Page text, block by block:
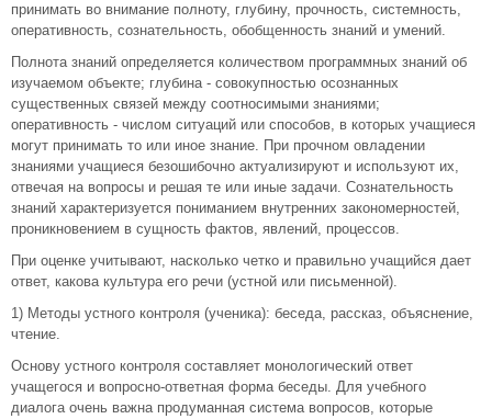
принимать во внимание полноту, глубину, прочность, системность,
оперативность, сознательность, обобщенность знаний и умений.
Полнота знаний определяется количеством программных знаний об
изучаемом объекте; глубина - совокупностью осознанных
существенных связей между соотносимыми знаниями;
оперативность - числом ситуаций или способов, в которых учащиеся
могут принимать то или иное знание. При прочном овладении
знаниями учащиеся безошибочно актуализируют и используют их,
отвечая на вопросы и решая те или иные задачи. Сознательность
знаний характеризуется пониманием внутренних закономерностей,
проникновением в сущность фактов, явлений, процессов.
При оценке учитывают, насколько четко и правильно учащийся дает
ответ, какова культура его речи (устной или письменной).
1) Методы устного контроля (ученика): беседа, рассказ, объяснение,
чтение.
Основу устного контроля составляет монологический ответ
учащегося и вопросно-ответная форма беседы. Для учебного
диалога очень важна продуманная система вопросов, которые